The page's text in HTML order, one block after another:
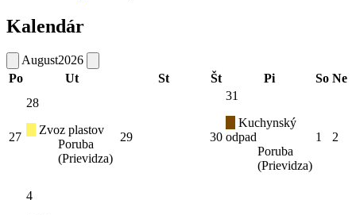
Kalendár
August2026
Po
Ut St Št Pi So Ne
27
28
Zvoz plastov
Poruba
(Prievidza)
29 30
31
Kuchynský
odpad
Poruba
(Prievidza)
1 2
4